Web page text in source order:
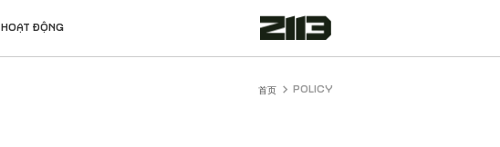
HOẠT ĐỘNG
首页 POLICY